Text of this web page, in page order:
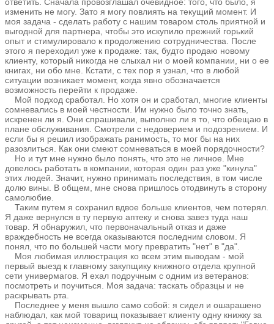
изменить не могу. Зато я могу повлиять на текущий момент. И
моя задача - сделать работу с нашим товаром столь приятной и
выгодной для партнера, чтобы это искупило прежний горький
опыт и стимулировало к продолжению сотрудничества. После
этого я переходил уже к продаже: так, будто продаю новому
клиенту, который никогда не слыхал ни о моей компании, ни о ее
книгах, ни обо мне. Кстати, с тех пор я узнал, что в любой
ситуации возникает момент, когда явно обозначается
возможность перейти к продаже.
Мой подход сработал. Но хотя он и сработал, многие клиенты
сомневались в моей честности. Им нужно было точно знать,
искренен ли я. Они спрашивали, выполню ли я то, что обещаю в
плане обслуживания. Смотрели с недоверием и подозрением. И
если бы я решил изображать ранимость, то мог бы на них
разозлиться. Как они смеют сомневаться в моей порядочности?
Но и тут мне нужно было понять, что это не личное. Мне
довелось работать в компании, которая один раз уже "кинула"
этих людей. Значит, нужно принимать последствия, в том числе
долю вины. В общем, мне снова пришлось отодвинуть в сторону
самолюбие.
Таким путем я сохранил вдвое больше клиентов, чем потерял.
Я даже вернулся в ту первую аптеку и снова завез туда наш
товар. Я обнаружил, что первоначальный отказ и даже
враждебность не всегда оказываются последним словом. Я
понял, что по большей части могу превратить "нет" в "да".
Моя любимая иллюстрация ко всем этим выводам - мой
первый выезд к главному закупщику книжного отдела крупной
сети универмагов. Я ехал подручным с одним из ветеранов:
посмотреть и поучиться. Моя задача: таскать образцы и не
раскрывать рта.
Последнее у меня вышло само собой: я сидел и ошарашено
наблюдал, как мой товарищ показывает клиенту одну книжку за